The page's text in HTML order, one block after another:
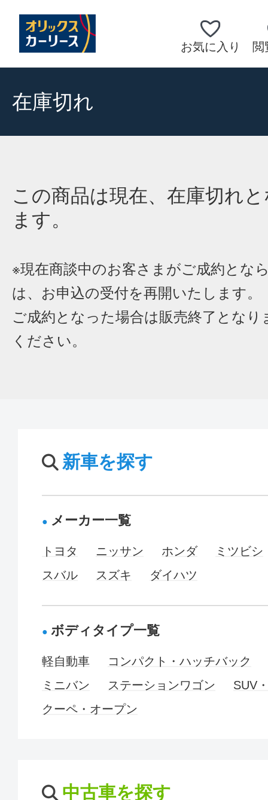
お気に入り 閲
在庫切れ
この商品は現在、在庫切れ
ます。
※現在商談中のお客さまがご成約とな
は、お申込の受付を再開いたします。
ご成約となった場合は販売終了となり
ください。
新車を探す
メーカー一覧
トヨタ ニッサン ホンダ
ミツビシ
スバル
スズキ ダイハツ
ボディタイプ一覧
軽自動車
コンパクト・ハッチバック
ミニバン
ステーションワゴン
SUV
クーペ・オープン
中古車を探す